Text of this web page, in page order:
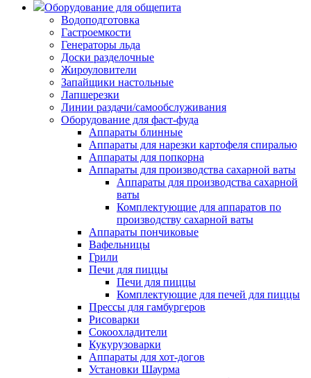
Оборудование для общепита
Водоподготовка
Гастроемкости
Генераторы льда
Доски разделочные
Жироуловители
Запайщики настольные
Лапшерезки
Линии раздачи/самообслуживания
Оборудование для фаст-фуда
Аппараты блинные
Аппараты для нарезки картофеля спиралью
Аппараты для попкорна
Аппараты для производства сахарной ваты
Аппараты для производства сахарной
ваты
Комплектующие для аппаратов по
производству сахарной ваты
Аппараты пончиковые
Вафельницы
Грили
Печи для пиццы
Печи для пиццы
Комплектующие для печей для пиццы
Прессы для гамбургеров
Рисоварки
Сокоохладители
Кукурузоварки
Аппараты для хот-догов
Установки Шаурма